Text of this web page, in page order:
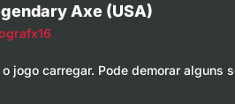
Axe (USA)
jogo carregar. Pode demorar alguns